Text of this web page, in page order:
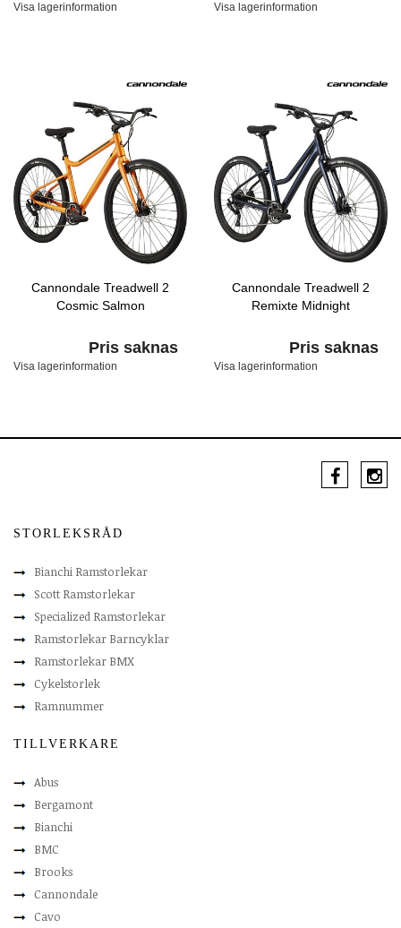
Visa lagerinformation Visa lagerinformation
Cannondale Treadwell 2
Cosmic Salmon
Pris saknas
Visa lagerinformation
Cannondale Treadwell 2
Remixte Midnight
Pris saknas
Visa lagerinformation
STORLEKSRÅD
Bianchi Ramstorlekar
Scott Ramstorlekar
Specialized Ramstorlekar
Ramstorlekar Barncyklar
Ramstorlekar BMX
Cykelstorlek
Ramnummer
TILLVERKARE
Abus
Bergamont
Bianchi
BMC
Brooks
Cannondale
Cavo